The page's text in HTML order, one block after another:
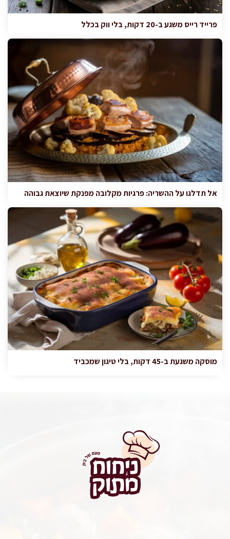
פרייד רייס משגע ב-20 דקות, בלי ווק בכלל
אל תדלגו על ההשריה: פרגיות מקלובה מפנקת שיוצאת גבוהה
מוסקה משגעת ב-45 דקות, בלי טיגון שמכביד